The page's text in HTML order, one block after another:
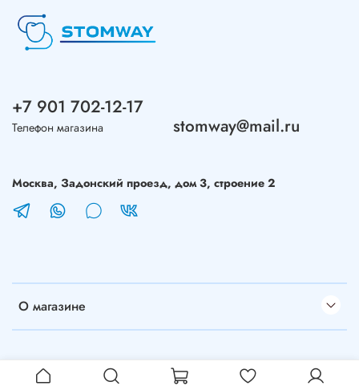
О магазине
+7 901 702-12-17
Телефон магазина stomway@mail.ru
Москва, Задонский проезд, дом 3, строение 2